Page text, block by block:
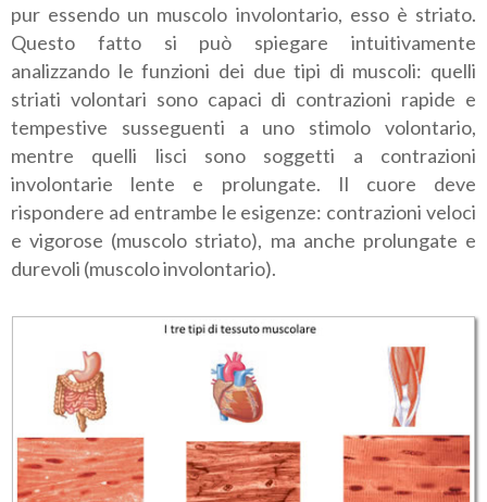
pur essendo un muscolo involontario, esso è striato.
Questo fatto si può spiegare intuitivamente
analizzando le funzioni dei due tipi di muscoli: quelli
striati volontari sono capaci di contrazioni rapide e
tempestive susseguenti a uno stimolo volontario,
mentre quelli lisci sono soggetti a contrazioni
involontarie lente e prolungate. Il cuore deve
rispondere ad entrambe le esigenze: contrazioni veloci
e vigorose (muscolo striato), ma anche prolungate e
durevoli (muscolo involontario).